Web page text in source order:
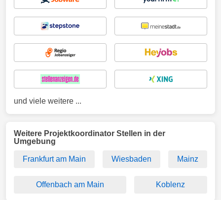
und viele weitere ...
Weitere Projektkoordinator Stellen in der
Umgebung
Frankfurt am Main Wiesbaden Mainz
Offenbach am Main Koblenz